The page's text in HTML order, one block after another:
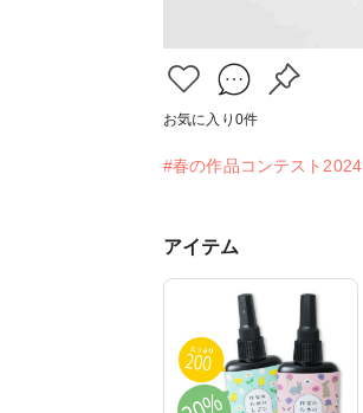
お気に入り 0件
#春の作品コンテスト2024
アイテム